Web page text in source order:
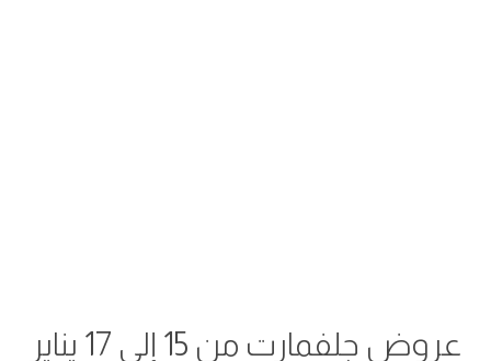
عروض جلفمارت من 15 إلى 17 يناير